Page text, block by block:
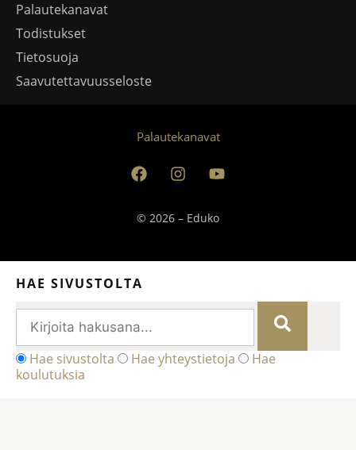
Palautekanavat
Todistukset
Tietosuoja
Saavutettavuusseloste
© 2026 – Eduko
Palautekanavat
HAE SIVUSTOLTA
Hae sivustolta Hae yhteystietoja
Hae
koulutuksia